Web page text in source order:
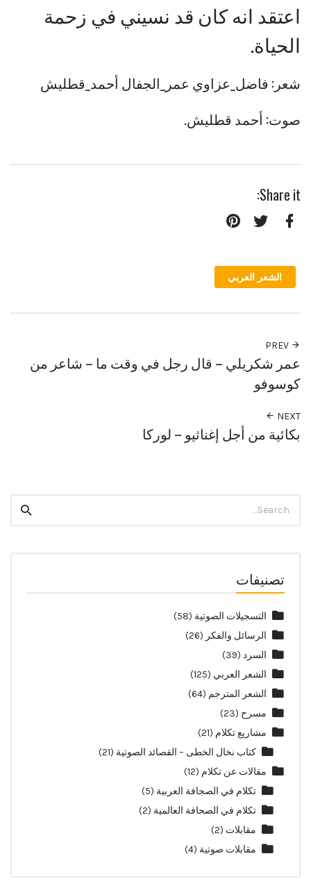
اعتقد انه كان قد نسيني في زحمة
الحياة.
شعر: فاضل_عزاوي عمر_الجفال أحمد_قطليش
صوت: أحمد قطليش.
Share it:
الشعر العربي
عمر شكريلي – قال رجل في وقت ما – شاعر من
كوسوفو
NEXT
بكائية من أجل إغناثيو – لوركا
for:
تصنيفات
التسجيلات الصوتية (58)
الرسائل والفكر (26)
السرد (39)
الشعر العربي (125)
الشعر المترجم (64)
مسرح (23)
مشاريع تكلام (21)
كتاب نخال الخطى – القصائد الصوتية (21)
مقالات عن تكلام (12)
تكلام في الصجافة العربية (5)
تكلام في الصحافة العالمية (2)
مقابلات (2)
مقابلات صوتية (4)